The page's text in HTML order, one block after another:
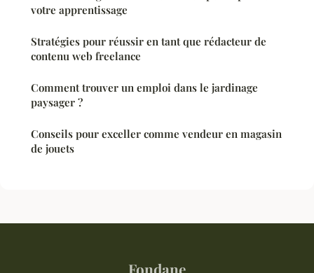
votre apprentissage
Stratégies pour réussir en tant que rédacteur de
contenu web freelance
Comment trouver un emploi dans le jardinage
paysager ?
Conseils pour exceller comme vendeur en magasin
de jouets
Fondane